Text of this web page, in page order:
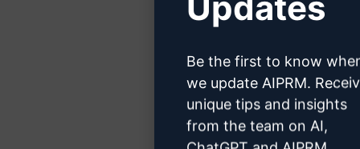
Fare
Fase
Be the first to know
we update AIPRM.
unique tips and insights
from the team on AI,